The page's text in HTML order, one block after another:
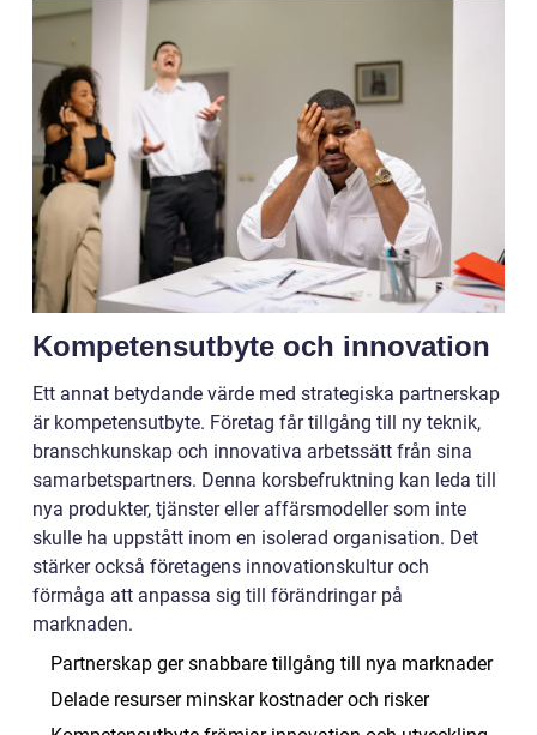
Kompetensutbyte och innovation
Ett annat betydande värde med strategiska partnerskap
är kompetensutbyte. Företag får tillgång till ny teknik,
branschkunskap och innovativa arbetssätt från sina
samarbetspartners. Denna korsbefruktning kan leda till
nya produkter, tjänster eller affärsmodeller som inte
skulle ha uppstått inom en isolerad organisation. Det
stärker också företagens innovationskultur och
förmåga att anpassa sig till förändringar på
marknaden.
Partnerskap ger snabbare tillgång till nya marknader
Delade resurser minskar kostnader och risker